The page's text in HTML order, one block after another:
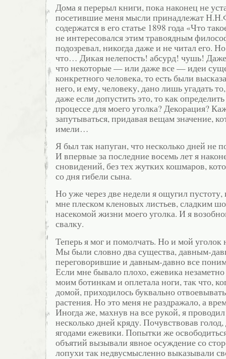
Дома я перерыл книги, пока наконец не
посетившие меня мысли принадлежат
содержатся в его статье 1898 года «Что
не интересовался этим травоядным
подозревал, никогда даже и не читал его.
что… Дикая нелепость! абсурд! чушь!
что некоторые — или даже все — идеи
конкретного человека, то есть были
него, и ему, человеку, дано лишь угадать
даже если допустить это, то как
процессе для моего уголка? Декорация?
запутываться, придавая вещам значение,
имели…
Я был так напуган, что несколько дней не
И впервые за последние восемь лет я
сновидений, без тех жутких кошмаров,
со дня гибели сына.
Но уже через две недели я ощугил
мне плеском кленовых листьев, сладким
насекомой жизни моего уголка. И я
свалку.
Теперь я мог и помолчать. Но и мой уголок
Мы были словно два существа, давным-
переговорившие и давным-давно все
Если мне бывало плохо, ежевика
моим ботинкам и оплетала ноги, так что,
домой, приходилось буквально
растения. Но это меня не раздражало, а
Иногда же, махнув на все рукой, я
несколько дней кряду. Почувствовав
ягодами ежевики. Попытки же
объятий вызывали явное осуждение со
лопухи так недвусмысленно выказывали